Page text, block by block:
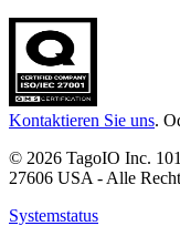
Kontaktieren Sie uns.
© 2026 TagoIO Inc.
27606 USA - Alle
Systemstatus